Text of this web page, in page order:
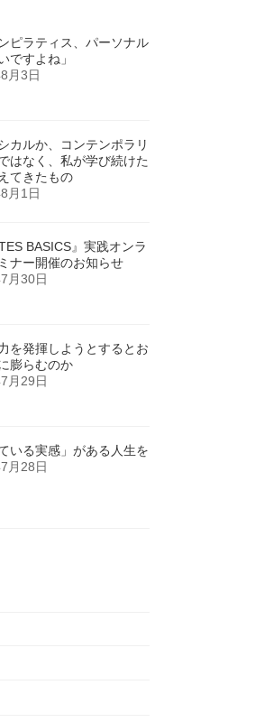
ンピラティス、パーソナル
ですよね」
月3日
カルか、コンテンポラリ
はなく、私が学び続けた
てきたもの
月1日
BASICS』実践オンラ
ナー開催のお知らせ
月30日
を発揮しようとするとお
膨らむのか
月29日
いる実感」がある人生を
月28日